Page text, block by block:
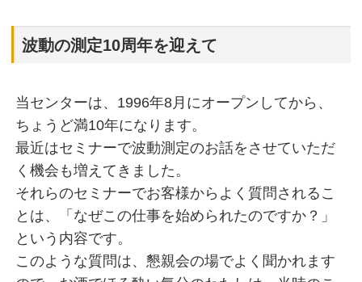
波動の測定10周年を迎えて
当センターは、1996年8月にオープンしてから、
ちょうど満10年になります。
最近はセミナーで波動測定のお話をさせていただ
く機会も増えてきました。
それらのセミナーでお客様からよく質問されるこ
とは、「なぜこの仕事を始められたのですか？」
という内容です。
このような質問は、懇親会の場でよく聞かれます